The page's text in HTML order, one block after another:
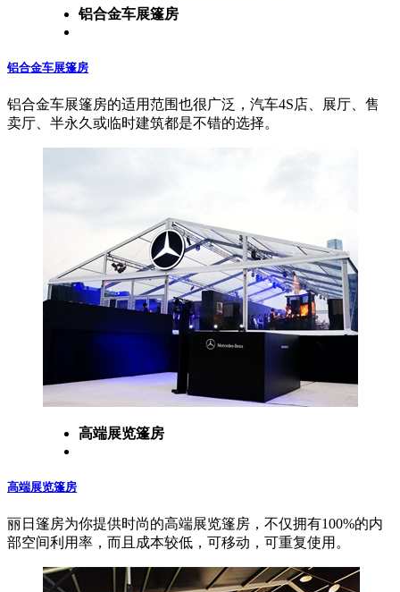
铝合金车展篷房
铝合金车展篷房
铝合金车展篷房的适用范围也很广泛，汽车4S店、展厅、售
卖厅、半永久或临时建筑都是不错的选择。
高端展览篷房
高端展览篷房
丽日篷房为你提供时尚的高端展览篷房，不仅拥有100%的内
部空间利用率，而且成本较低，可移动，可重复使用。